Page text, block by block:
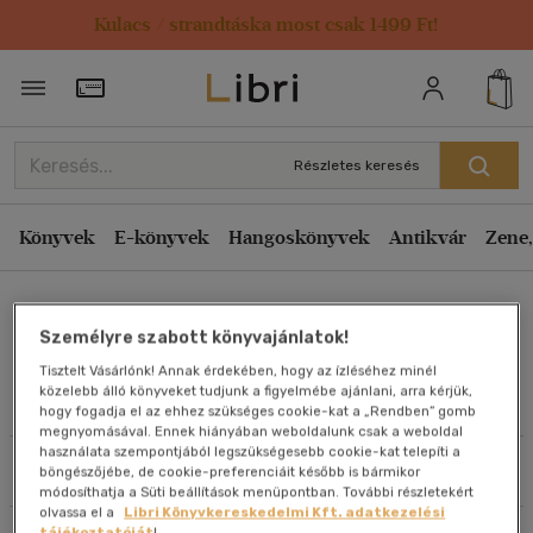
Kulacs / strandtáska most csak 1499 Ft!
Törzsvásárlói Kártya adatai
Részletes keresés
Könyvek E-könyvek Hangoskönyvek Antikvár
Művei
Szűrés Rendezés
Rendezés
Kiadás éve szerint csökkenő
Ár szerint csökkenő
Eladott darabszám szerint csökkenő
Eladott darabszám szerint növekvő
Cím szerint A-Z
Szerző szerint A-Z
Megjelenítés
Személyre szabott könyvajánlatok!
Tisztelt Vásárlónk! Annak érdekében, hogy az ízléséhez minél
közelebb álló könyveket tudjunk a figyelmébe ajánlani, arra kérjük,
hogy fogadja el az ehhez szükséges cookie-kat a „Rendben” gomb
megnyomásával. Ennek hiányában weboldalunk csak a weboldal
használata szempontjából legszükségesebb cookie-kat telepíti a
böngészőjébe, de cookie-preferenciáit később is bármikor
módosíthatja a Süti beállítások menüpontban. További részletekért
olvassa el a
Libri Könyvkereskedelmi Kft. adatkezelési